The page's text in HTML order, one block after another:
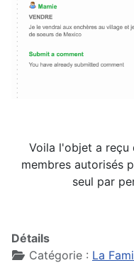
Voila l'objet a reçu
membres autorisés
seul par
Détails
Catégorie : La